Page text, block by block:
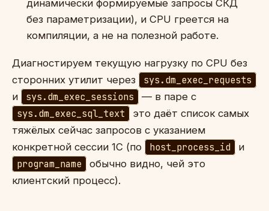
динамически формируемые запросы СКД
без параметризации), и CPU греется на
компиляции, а не на полезной работе.
Диагностируем текущую нагрузку по CPU без
сторонних утилит через
sys.dm_exec_requests
и sys.dm_exec_sessions — в паре с
sys.dm_exec_sql_text
это даёт список самых
тяжёлых сейчас запросов с указанием
конкретной сессии 1С (по
host_process_id и
program_name
обычно видно, чей это
клиентский процесс).